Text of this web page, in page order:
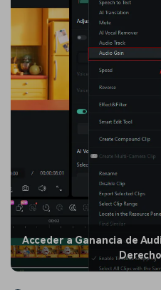
Acceder a Ganancia de